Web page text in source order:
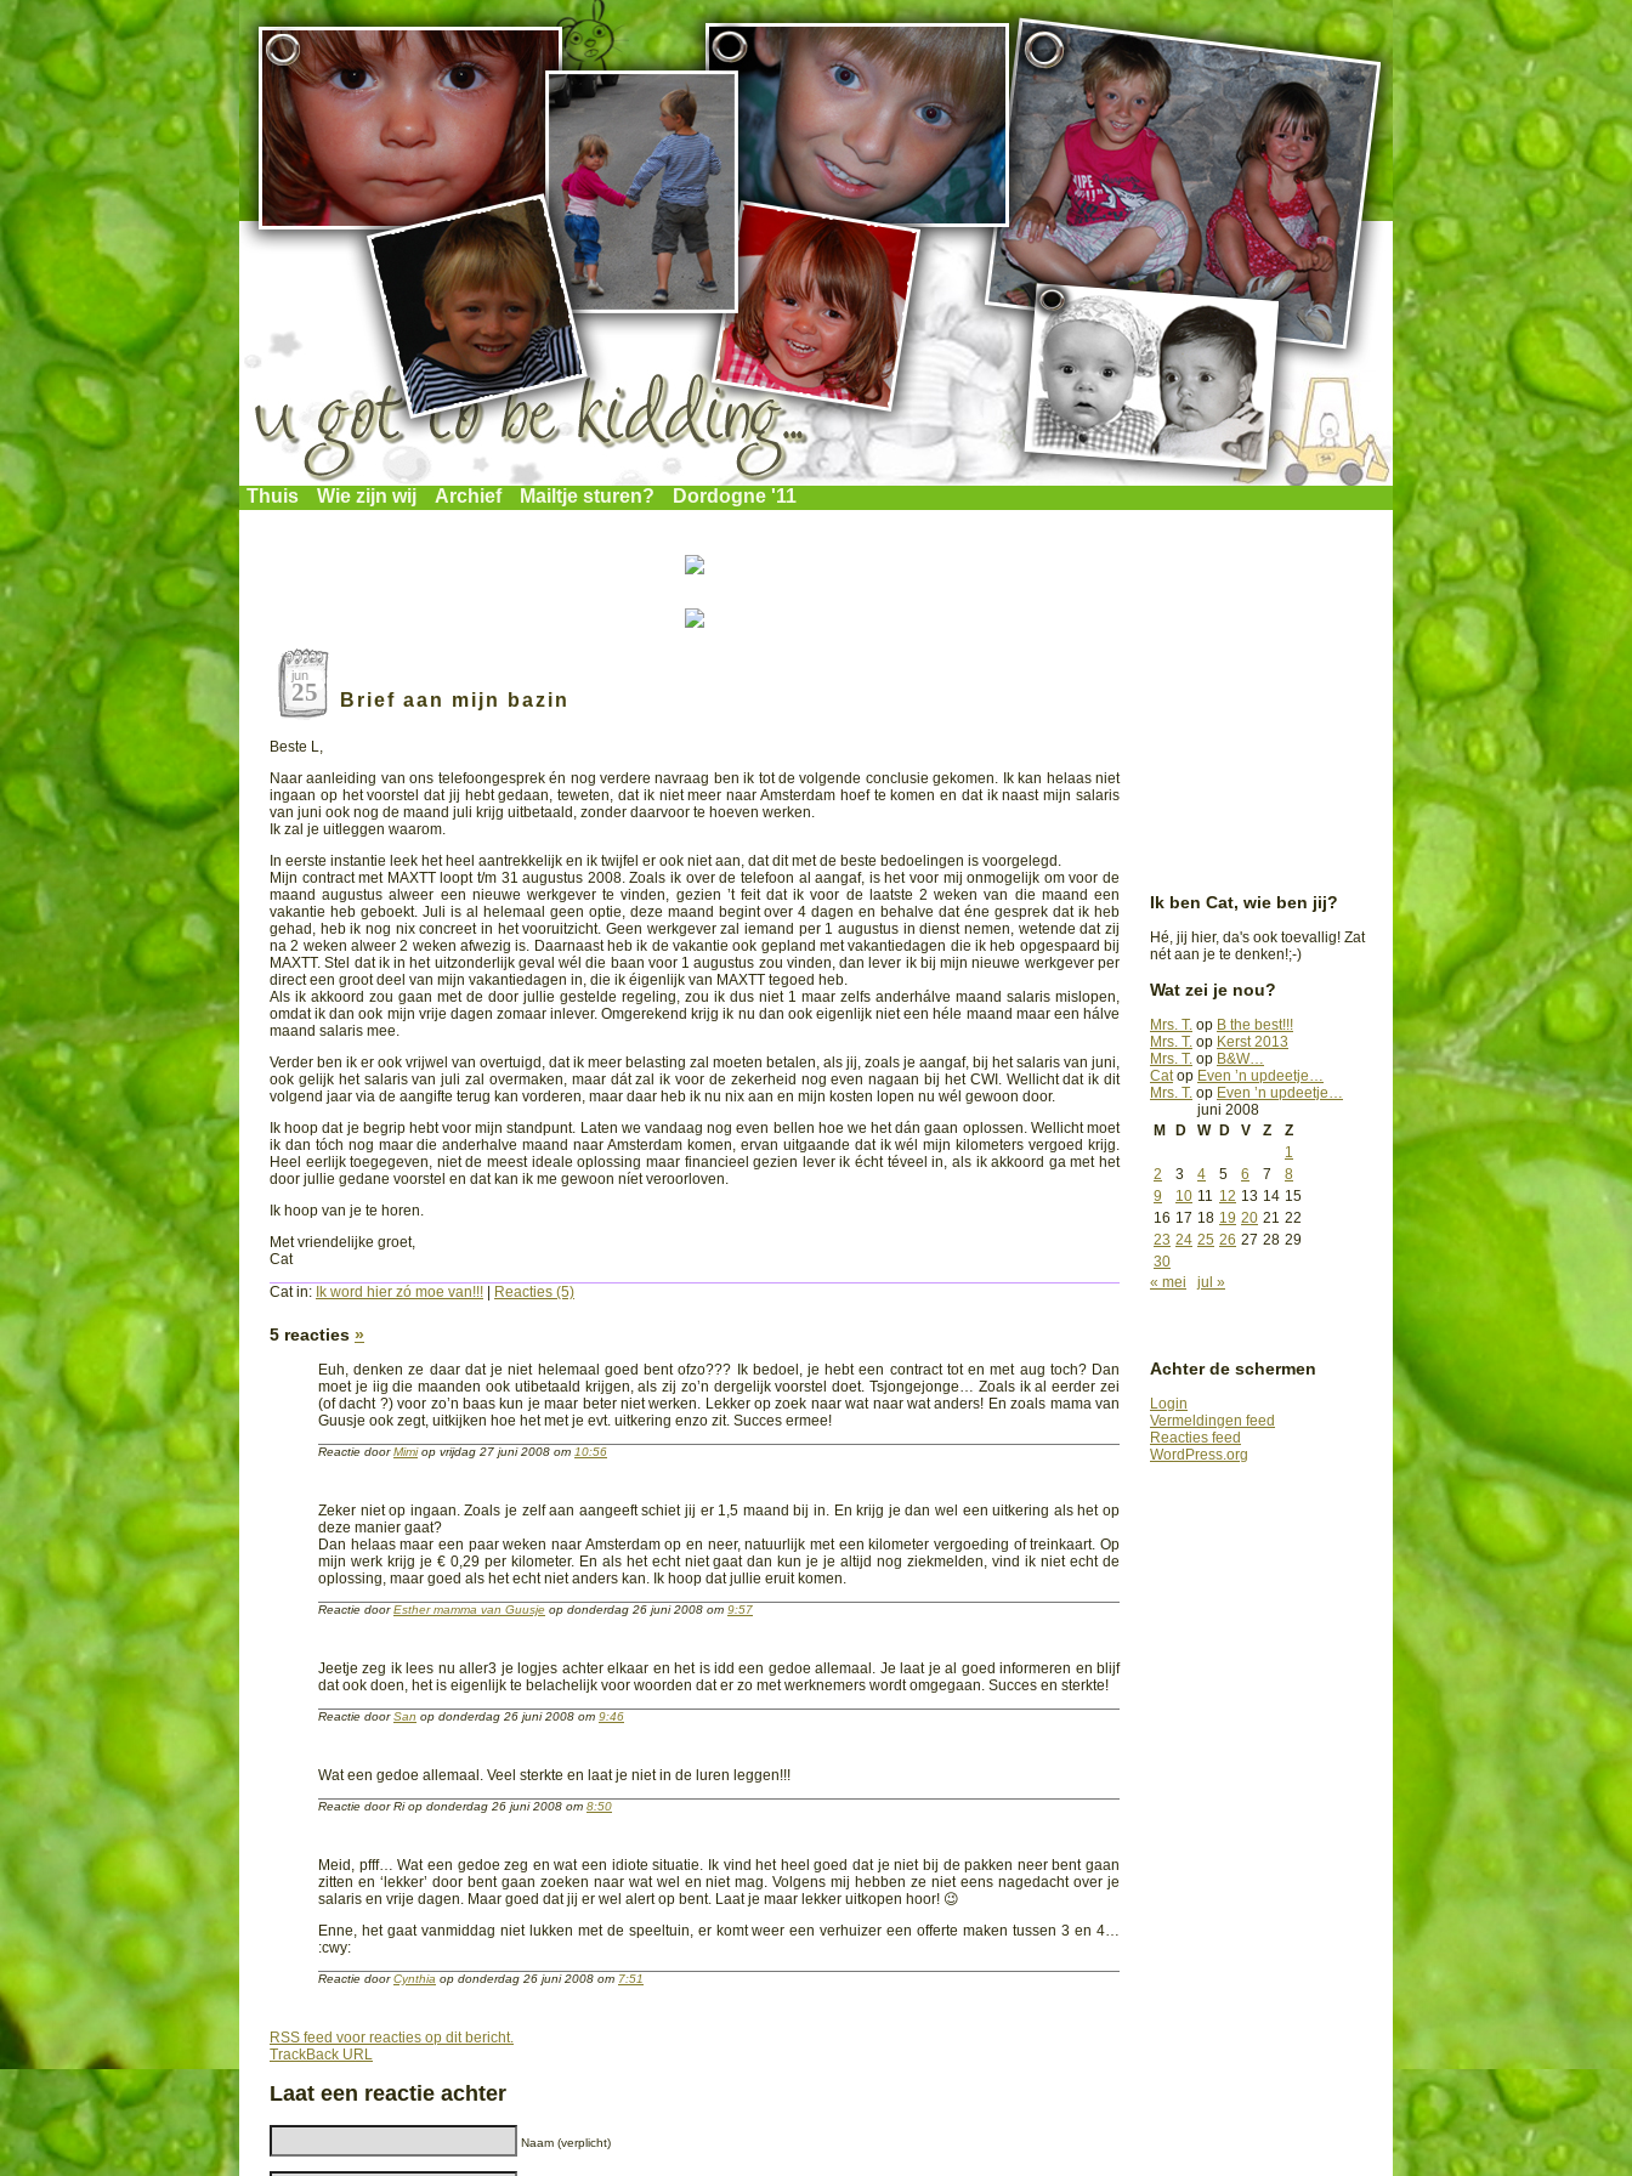
Thuis Wie zijn wij Archief Mailtje sturen? Dordogne '11
jun
25 Brief aan mijn bazin
Beste L,
Naar aanleiding van ons telefoongesprek én nog verdere navraag ben ik tot de volgende conclusie gekomen. Ik kan helaas niet
ingaan op het voorstel dat jij hebt gedaan, teweten, dat ik niet meer naar Amsterdam hoef te komen en dat ik naast mijn salaris
van juni ook nog de maand juli krijg uitbetaald, zonder daarvoor te hoeven werken.
Ik zal je uitleggen waarom.
In eerste instantie leek het heel aantrekkelijk en ik twijfel er ook niet aan, dat dit met de beste bedoelingen is voorgelegd.
Mijn contract met MAXTT loopt t/m 31 augustus 2008. Zoals ik over de telefoon al aangaf, is het voor mij onmogelijk om voor de
maand augustus alweer een nieuwe werkgever te vinden, gezien ’t feit dat ik voor de laatste 2 weken van die maand een
vakantie heb geboekt. Juli is al helemaal geen optie, deze maand begint over 4 dagen en behalve dat éne gesprek dat ik heb
gehad, heb ik nog nix concreet in het vooruitzicht. Geen werkgever zal iemand per 1 augustus in dienst nemen, wetende dat zij
na 2 weken alweer 2 weken afwezig is. Daarnaast heb ik de vakantie ook gepland met vakantiedagen die ik heb opgespaard bij
MAXTT. Stel dat ik in het uitzonderlijk geval wél die baan voor 1 augustus zou vinden, dan lever ik bij mijn nieuwe werkgever per
direct een groot deel van mijn vakantiedagen in, die ik éigenlijk van MAXTT tegoed heb.
Als ik akkoord zou gaan met de door jullie gestelde regeling, zou ik dus niet 1 maar zelfs anderhálve maand salaris mislopen,
omdat ik dan ook mijn vrije dagen zomaar inlever. Omgerekend krijg ik nu dan ook eigenlijk niet een héle maand maar een hálve
maand salaris mee.
Verder ben ik er ook vrijwel van overtuigd, dat ik meer belasting zal moeten betalen, als jij, zoals je aangaf, bij het salaris van juni,
ook gelijk het salaris van juli zal overmaken, maar dát zal ik voor de zekerheid nog even nagaan bij het CWI. Wellicht dat ik dit
volgend jaar via de aangifte terug kan vorderen, maar daar heb ik nu nix aan en mijn kosten lopen nu wél gewoon door.
Ik hoop dat je begrip hebt voor mijn standpunt. Laten we vandaag nog even bellen hoe we het dán gaan oplossen. Wellicht moet
ik dan tóch nog maar die anderhalve maand naar Amsterdam komen, ervan uitgaande dat ik wél mijn kilometers vergoed krijg.
Heel eerlijk toegegeven, niet de meest ideale oplossing maar financieel gezien lever ik écht téveel in, als ik akkoord ga met het
door jullie gedane voorstel en dat kan ik me gewoon níet veroorloven.
Ik hoop van je te horen.
Met vriendelijke groet,
Cat
Cat in: Ik word hier zó moe van!!! Reacties (5)
5 reacties »
Euh, denken ze daar dat je niet helemaal goed bent ofzo??? Ik bedoel, je hebt een contract tot en met aug toch? Dan
moet je iig die maanden ook utibetaald krijgen, als zij zo’n dergelijk voorstel doet. Tsjongejonge… Zoals ik al eerder zei
(of dacht ?) voor zo’n baas kun je maar beter niet werken. Lekker op zoek naar wat naar wat anders! En zoals mama van
Guusje ook zegt, uitkijken hoe het met je evt. uitkering enzo zit. Succes ermee!
Reactie doorMimiop vrijdag 27 juni 2008 om 10:56
Zeker niet op ingaan. Zoals je zelf aan aangeeft schiet jij er 1,5 maand bij in. En krijg je dan wel een uitkering als het op
deze manier gaat?
Dan helaas maar een paar weken naar Amsterdam op en neer, natuurlijk met een kilometer vergoeding of treinkaart. Op
mijn werk krijg je € 0,29 per kilometer. En als het echt niet gaat dan kun je je altijd nog ziekmelden, vind ik niet echt de
oplossing, maar goed als het echt niet anders kan. Ik hoop dat jullie eruit komen.
Reactie doorEsther mamma van Guusje op donderdag 26 juni 2008 om 9:57
Jeetje zeg ik lees nu aller3 je logjes achter elkaar en het is idd een gedoe allemaal. Je laat je al goed informeren en blijf
dat ook doen, het is eigenlijk te belachelijk voor woorden dat er zo met werknemers wordt omgegaan. Succes en sterkte!
Reactie doorSan op donderdag 26 juni 2008 om 9:46
Wat een gedoe allemaal. Veel sterkte en laat je niet in de luren leggen!!!
Reactie door Ri op donderdag 26 juni 2008 om 8:50
Meid, pfff… Wat een gedoe zeg en wat een idiote situatie. Ik vind het heel goed dat je niet bij de pakken neer bent gaan
zitten en ‘lekker’ door bent gaan zoeken naar wat wel en niet mag. Volgens mij hebben ze niet eens nagedacht over je
salaris en vrije dagen. Maar goed dat jij er wel alert op bent. Laat je maar lekker uitkopen hoor! 😉
Enne, het gaat vanmiddag niet lukken met de speeltuin, er komt weer een verhuizer een offerte maken tussen 3 en 4…
:cwy:
Reactie doorCynthia op donderdag 26 juni 2008 om 7:51
RSS feed voor reacties op dit bericht.
TrackBack URL
Laat een reactie achter
Naam (verplicht)
Ik ben Cat, wie ben jij?
Hé, jij hier, da's ook toevallig! Zat
nét aan je te denken!;-)
Wat zei je nou?
Mrs. T. op B the best!!!
Mrs. T. op Kerst 2013
Mrs. T. op B&W…
Catop Even ’n updeetje…
Mrs. T. op Even ’n updeetje…
juni 2008
M
D W D V Z
Z
1
2
3 4 5 6 7
8
9
10 11 12 13 14 15
16 17 18 19 20 21 22
23 24 25 26 27 28 29
30
« mei
jul »
Achter de schermen
Login
Vermeldingen feed
Reacties feed
WordPress.org